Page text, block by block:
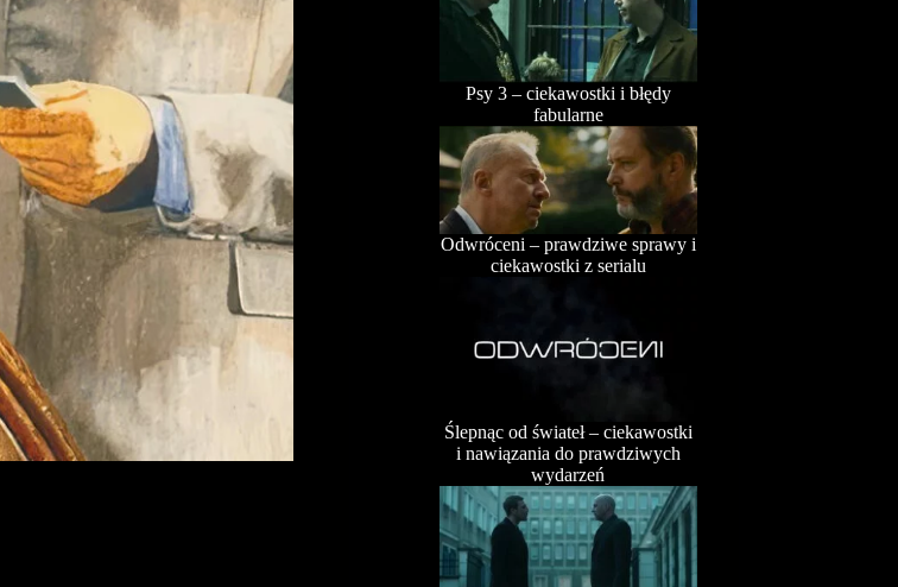
Psy 3 – ciekawostki i błędy
fabularne
Odwróceni – prawdziwe sprawy i
ciekawostki z serialu
Ślepnąc od świateł – ciekawostki
i nawiązania do prawdziwych
wydarzeń